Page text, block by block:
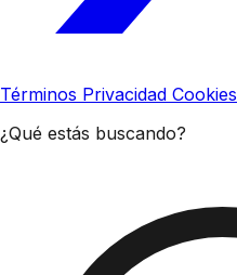
Términos Privacidad Cookies
¿Qué estás buscando?